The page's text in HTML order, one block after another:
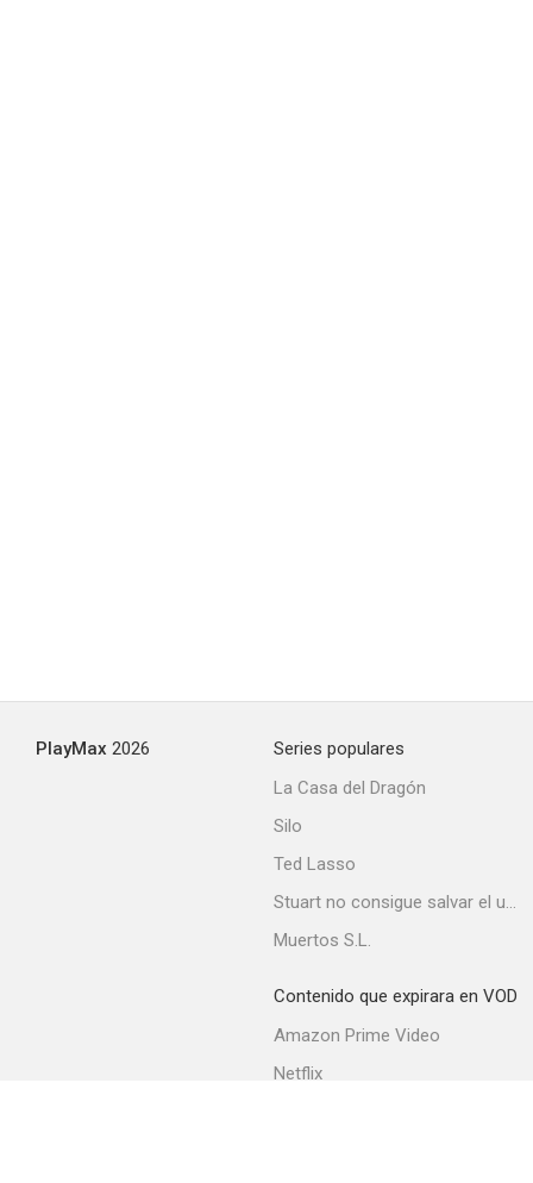
PlayMax 2026
Series populares
La Casa del Dragón
Silo
Ted Lasso
Stuart no consigue salvar el universo
Muertos S.L.
Contenido que expirara en VOD
Amazon Prime Video
Netflix